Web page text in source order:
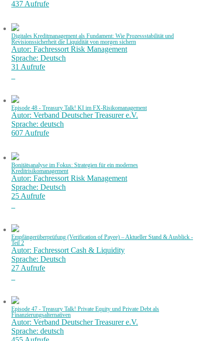
437 Aufrufe
Digitales Kreditmanagement als Fundament: Wie Prozessstabilität und
Revisionssicherheit die Liquidität von morgen sichern
Autor: Fachressort Risk Management
Sprache: Deutsch
31 Aufrufe
Episode 48 - Treasury Talk! KI im FX-Risikomanagement
Autor: Verband Deutscher Treasurer e.V.
Sprache: deutsch
607 Aufrufe
Bonitätsanalyse im Fokus: Strategien für ein modernes
Kreditrisikomanagement
Autor: Fachressort Risk Management
Sprache: Deutsch
25 Aufrufe
Empfängerüberprüfung (Verification of Payee) – Aktueller Stand & Ausblick -
Teil 2
Autor: Fachressort Cash & Liquidity
Sprache: Deutsch
27 Aufrufe
Episode 47 - Treasury Talk! Private Equity und Private Debt als
Finanzierungsalternativen
Autor: Verband Deutscher Treasurer e.V.
Sprache: deutsch